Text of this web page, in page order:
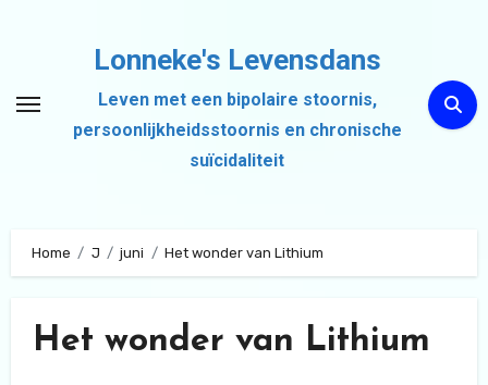
inhoud
Lonneke's Levensdans
Leven met een bipolaire stoornis,
persoonlijkheidsstoornis en chronische
suïcidaliteit
Home J juni Het wonder van Lithium
Het wonder van Lithium